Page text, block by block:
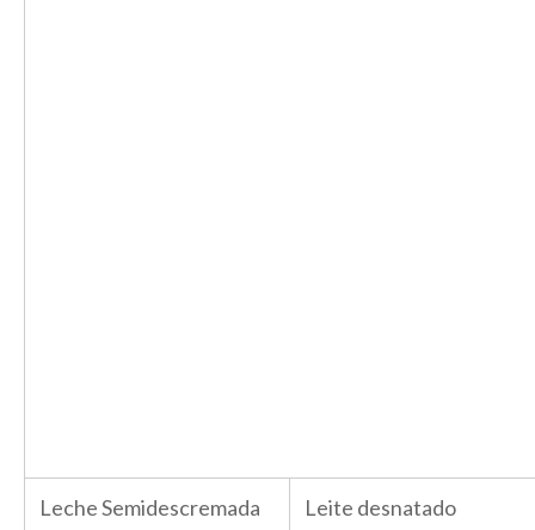
Leche Semidescremada Leite desnatado